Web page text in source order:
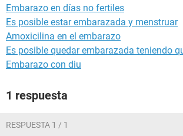
Embarazo en días no fertiles
Es posible estar embarazada y menstruar
Amoxicilina en el embarazo
Es posible quedar embarazada teniendo
Embarazo con diu
1 respuesta
RESPUESTA 1 / 1